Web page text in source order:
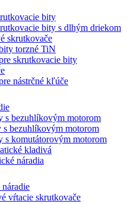
bity
bity s dlhým driekom
skrutkovače
torzné TiN
skrutkovacie bity
nástrčné kľúče
s bezuhlíkovým motorom
s bezuhlíkovým motorom
s komutátorovým motorom
kladivá
náradia
vŕtacie skrutkovače